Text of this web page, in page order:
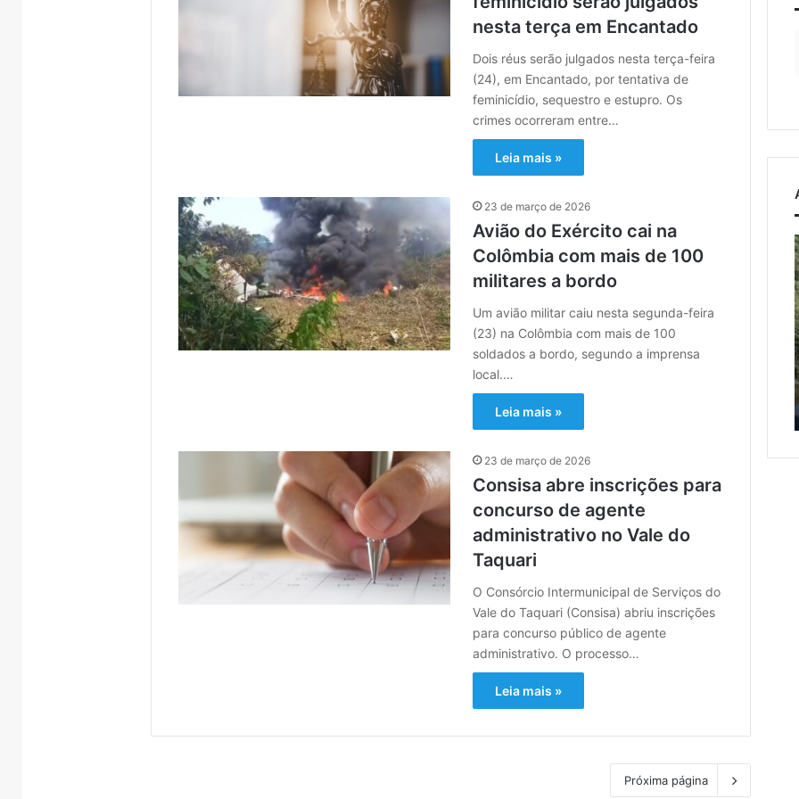
nesta terça em Encantado
Dois réus serão julgados nesta terça-feira
(24), em Encantado, por tentativa de
feminicídio, sequestro e estupro. Os
crimes ocorreram entre…
Leia mais »
23 de março de 2026
Avião do Exército cai na
Colômbia com mais de 100
militares a bordo
Um avião militar caiu nesta segunda-feira
(23) na Colômbia com mais de 100
soldados a bordo, segundo a imprensa
local.…
Leia mais »
23 de março de 2026
Consisa abre inscrições para
concurso de agente
administrativo no Vale do
Taquari
O Consórcio Intermunicipal de Serviços do
Vale do Taquari (Consisa) abriu inscrições
para concurso público de agente
administrativo. O processo…
Leia mais »
Próxima página
A
Balsa
Vicentina
do
Rio
Guaporé
Importação
de
veículos
mais
que
dobra
já
metade
compras
externas
do
Brasil
Importação de veículos
chineses mais que dobra e
já supera metade das